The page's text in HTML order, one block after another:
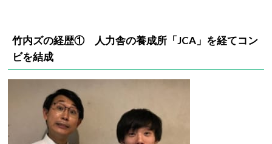
竹内ズの経歴① 人力舎の養成所「JCA」を経てコン
ビを結成